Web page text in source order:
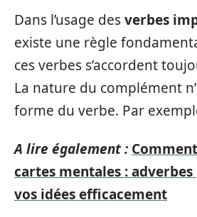
Dans l’usage desverbes
existe une règle
ces verbes s’accordent
La nature du complément
forme du verbe. Par
A lire également :
cartes mentales :
vos idées efficacement